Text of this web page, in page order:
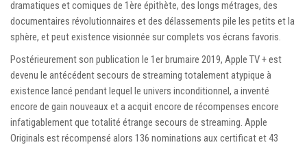
dramatiques et comiques de 1ère épithète, des longs métrages, des
documentaires révolutionnaires et des délassements pile les petits et la
sphère, et peut existence visionnée sur complets vos écrans favoris.
Postérieurement son publication le 1er brumaire 2019, Apple TV + est
devenu le antécédent secours de streaming totalement atypique à
existence lancé pendant lequel le univers inconditionnel, a inventé
encore de gain nouveaux et a acquit encore de récompenses encore
infatigablement que totalité étrange secours de streaming. Apple
Originals est récompensé alors 136 nominations aux certificat et 43